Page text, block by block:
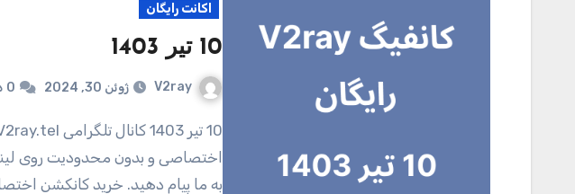
اکانت رایگان
10 تیر 1403
V2ray ژوئن 30, 2024 0
10 تیر 1403 کانال تلگرامی V2ray.tel برای خرید اکانت
اختصاصی و بدون محدودیت روی لینک
به ما پیام دهید. خرید کانکشن